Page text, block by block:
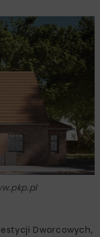
Dworcowych,